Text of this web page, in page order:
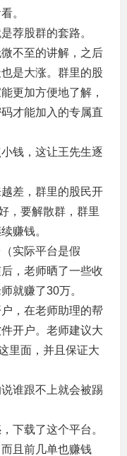
。
股群的套路。
不至的讲解，之后
是大涨。群里的股
更加方便地了解，
才能加入的专属直
钱，这让王先生逐
差，群里的股民开
，要解散群，群里
赚钱。
实际平台是假
，老师晒了一些收
就赚了30万。
，在老师助理的帮
开户。老师建议大
里面，并且保证大
谁跟不上就会被踢
载了这个平台。
且前几单也赚钱